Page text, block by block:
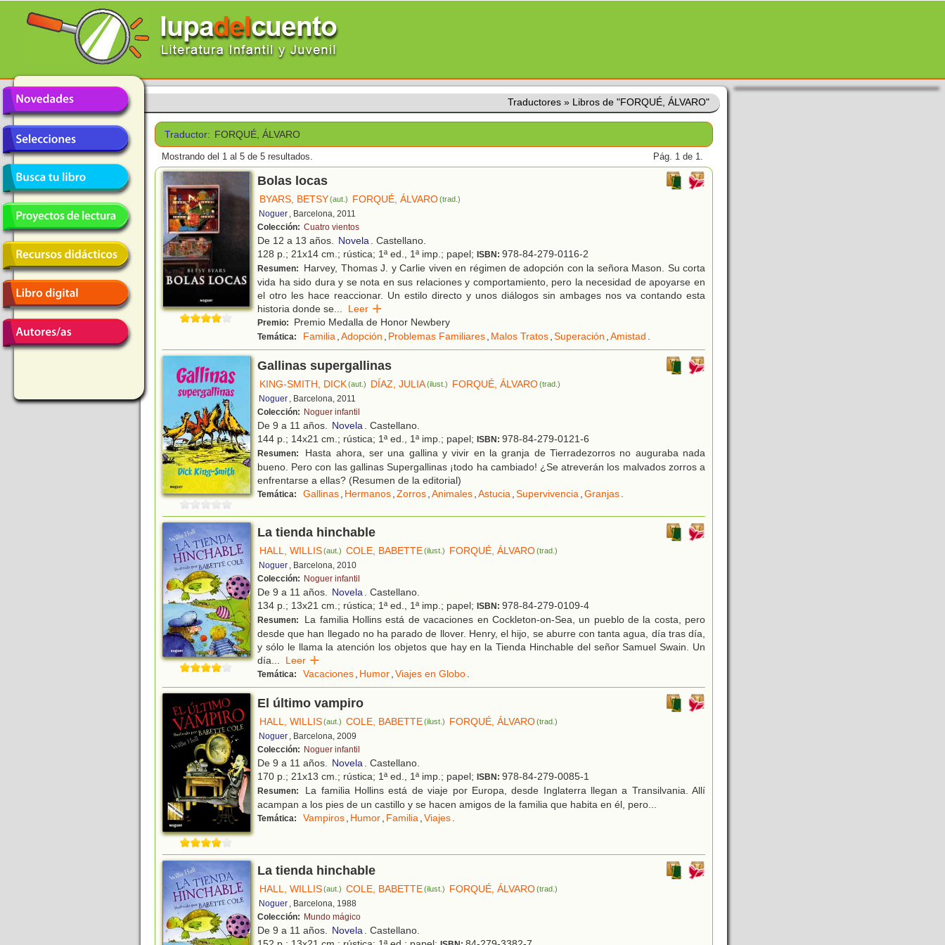
Traductores » Libros de "FORQUÉ, ÁLVARO"
Traductor: FORQUÉ, ÁLVARO
Mostrando del 1 al 5 de 5 resultados. Pág. 1 de 1.
Bolas locas
BYARS, BETSY(aut.) FORQUÉ, ÁLVARO(trad.)
Noguer , Barcelona, 2011
Colección: Cuatro vientos
De 12 a 13 años. Novela. Castellano.
128 p.; 21x14 cm.; rústica; 1ª ed., 1ª imp.; papel; ISBN: 978-84-279-0116-2
Resumen:
Harvey, Thomas J. y Carlie viven en régimen de adopción con la señora Mason. Su corta
vida ha sido dura y se nota en sus relaciones y comportamiento, pero la necesidad de apoyarse en
el otro les hace reaccionar. Un estilo directo y unos diálogos sin ambages nos va contando esta
historia donde se... Leer
Premio: Premio Medalla de Honor Newbery
Temática: Familia,Adopción , Problemas Familiares, Malos Tratos,Superación ,Amistad .
Gallinas supergallinas
KING-SMITH, DICK(aut.) DÍAZ, JULIA(ilust.) FORQUÉ, ÁLVARO (trad.)
Noguer , Barcelona, 2011
Colección: Noguer infantil
De 9 a 11 años. Novela. Castellano.
144 p.; 14x21 cm.; rústica; 1ª ed., 1ª imp.; papel; ISBN: 978-84-279-0121-6
Resumen:
Hasta ahora, ser una gallina y vivir en la granja de Tierradezorros no auguraba nada
bueno. Pero con las gallinas Supergallinas ¡todo ha cambiado! ¿Se atreverán los malvados zorros a
enfrentarse a ellas? (Resumen de la editorial)
Temática: Gallinas, Hermanos,Zorros,Animales,Astucia,Supervivencia,Granjas.
La tienda hinchable
HALL, WILLIS(aut.) COLE, BABETTE(ilust.) FORQUÉ, ÁLVARO (trad.)
Noguer , Barcelona, 2010
Colección: Noguer infantil
De 9 a 11 años. Novela
. Castellano.
134 p.; 13x21 cm.; rústica; 1ª ed., 1ª imp.; papel; ISBN: 978-84-279-0109-4
Resumen:
La familia Hollins está de vacaciones en Cockleton-on-Sea, un pueblo de la costa, pero
desde que han llegado no ha parado de llover. Henry, el hijo, se aburre con tanta agua, día tras día,
y sólo le llama la atención los objetos que hay en la Tienda Hinchable del señor Samuel Swain. Un
día
Leer
Temática: Vacaciones Humor Viajes en Globo
El último vampiro
HALL, WILLIS(aut.) COLE, BABETTE(ilust.) FORQUÉ, ÁLVARO (trad.)
Noguer , Barcelona, 2009
Colección: Noguer infantil
De 9 a 11 años. Novela
. Castellano.
170 p.; 21x13 cm.; rústica; 1ª ed., 1ª imp.; papel; ISBN: 978-84-279-0085-1
Resumen:
La familia Hollins está de viaje por Europa, desde Inglaterra llegan a Transilvania. Allí
acampan a los pies de un castillo y se hacen amigos de la familia que habita en él, pero...
Temática: Vampiros Humor Familia Viajes
La tienda hinchable
HALL, WILLIS(aut.) COLE, BABETTE(ilust.) FORQUÉ, ÁLVARO (trad.)
Noguer , Barcelona, 1988
Colección: Mundo mágico
De 9 a 11 años. Novela. Castellano.